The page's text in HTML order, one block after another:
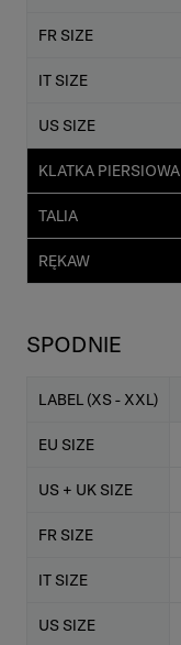
FR SIZE
IT SIZE
US SIZE
KLATKA PIERSIOWA
TALIA
RĘKAW
SPODNIE
LABEL (XS - XXL)
EU SIZE
US + UK SIZE
FR SIZE
IT SIZE
US SIZE